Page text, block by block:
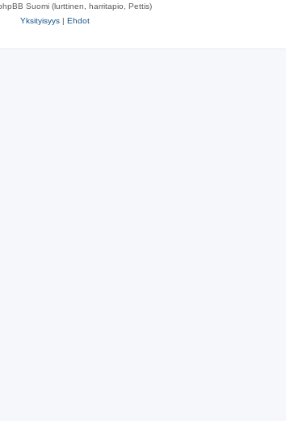
Suomi (lurttinen, harritapio, Pettis)
Yksityisyys | Ehdot